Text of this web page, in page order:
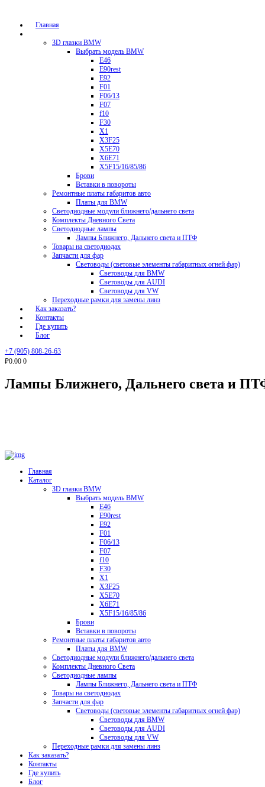
Главная
3D глазки BMW
Выбрать модель BMW
E46
E90rest
E92
F01
F06/13
F07
f10
F30
X1
X3F25
X5E70
X6E71
X5F15/16/85/86
Брови
Вставки в повороты
Ремонтные платы габаритов авто
Платы для BMW
Светодиодные модули ближнего/дальнего света
Комплекты Дневного Света
Светодиодные лампы
Лампы Ближнего, Дальнего света и ПТФ
Товары на светодиодах
Запчасти для фар
Световоды (световые элементы габаритных огней фар)
Световоды для BMW
Световоды для AUDI
Световоды для VW
Переходные рамки для замены линз
Как заказать?
Контакты
Где купить
Блог
+7 (905) 808-26-63
₽0.00 0
Лампы Ближнего, Дальнего света и
Главная
Каталог
3D глазки BMW
Выбрать модель BMW
E46
E90rest
E92
F01
F06/13
F07
f10
F30
X1
X3F25
X5E70
X6E71
X5F15/16/85/86
Брови
Вставки в повороты
Ремонтные платы габаритов авто
Платы для BMW
Светодиодные модули ближнего/дальнего света
Комплекты Дневного Света
Светодиодные лампы
Лампы Ближнего, Дальнего света и ПТФ
Товары на светодиодах
Запчасти для фар
Световоды (световые элементы габаритных огней фар)
Световоды для BMW
Световоды для AUDI
Световоды для VW
Переходные рамки для замены линз
Как заказать?
Контакты
Где купить
Блог